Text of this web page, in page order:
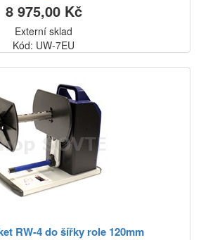
8 975,00 Kč
Externí sklad
Kód: UW-7EU
RW-4 do šířky role 120mm